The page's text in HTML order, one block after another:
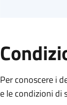
Per conoscere i
e le condizioni di